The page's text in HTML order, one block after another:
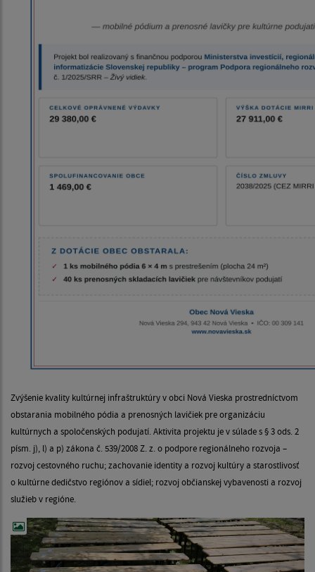
Zvýšenie kvality kultúrnej infraštruktúry v obci Nová Vieska prostredníctvom
obstarania mobilného pódia a prenosných lavičiek pre organizáciu
kultúrnych a spoločenských podujatí. Aktivita projektu je v súlade s § 3 ods. 2
písm. j), l) a p) zákona č. 539/2008 Z. z. o podpore regionálneho rozvoja –
rozvoj cestovného ruchu; zachovanie identity a rozvoj kultúry a starostlivosť
o kultúrne dedičstvo regiónov a sídiel; rozvoj občianskej vybavenosti a rozvoj
služieb v regióne.